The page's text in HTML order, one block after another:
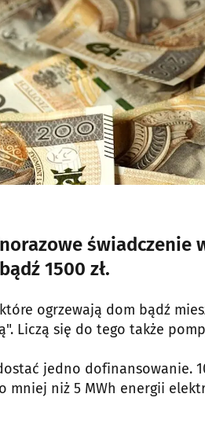
świadczenie
1500 zł.
ogrzewają dom bądź
Liczą się do tego także
jedno dofinansowanie.
mniej niż 5 MWh energii